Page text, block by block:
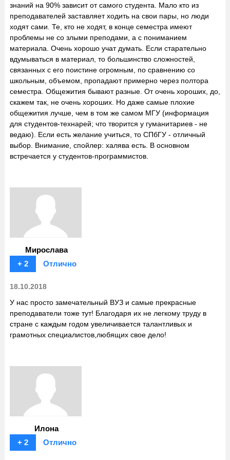
знаний на 90% зависит от самого студента. Мало кто из
преподавателей заставляет ходить на свои пары, но люди
ходят сами. Те, кто не ходят, в конце семестра имеют
проблемы не со злыми преподами, а с пониманием
материала. Очень хорошо учат думать. Если старательно
вдумываться в материал, то большинство сложностей,
связанных с его поистине огромным, по сравнению со
школьным, объемом, пропадают примерно через полтора
семестра. Общежития бывают разные. От очень хороших, до,
скажем так, не очень хороших. Но даже самые плохие
общежития лучше, чем в том же самом МГУ (информация
для студентов-технарей; что творится у гуманитариев - не
ведаю). Если есть желание учиться, то СПбГУ - отличный
выбор. Внимание, спойлер: халява есть. В основном
встречается у студентов-программистов.
Мирослава
+ 2
Отлично
18.10.2018
У нас просто замечательный ВУЗ и самые прекрасные
преподаватели тоже тут! Благодаря их не легкому труду в
стране с каждым годом увеличивается талантливых и
грамотных специалистов,любящих свое дело!
Илона
+ 2
Отлично